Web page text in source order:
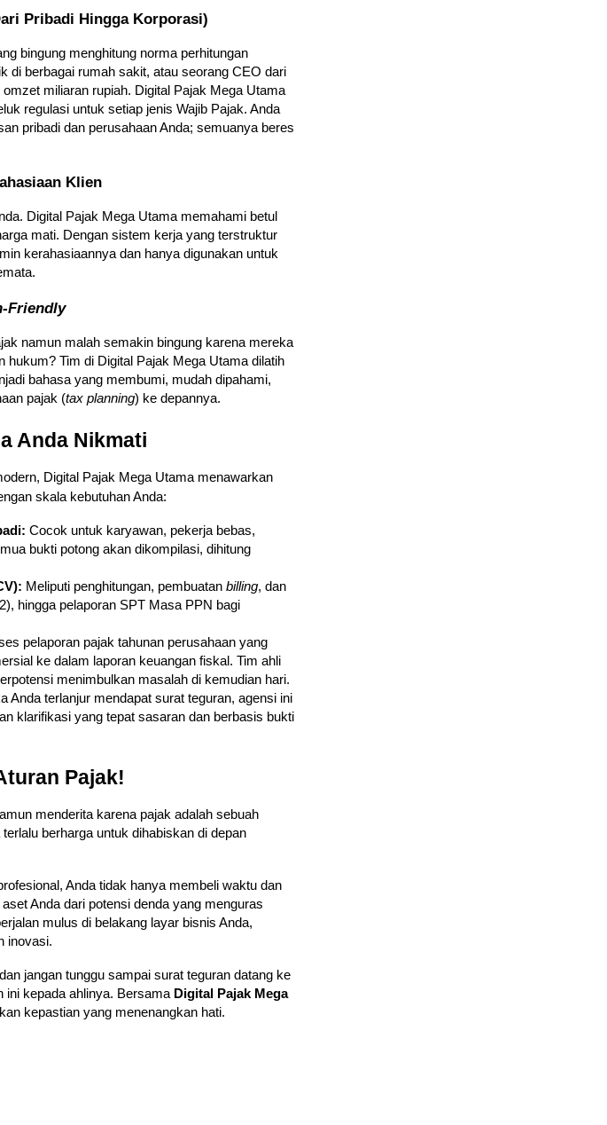
Pribadi Hingga Korporasi)
bingung menghitung norma perhitungan
di berbagai rumah sakit, atau seorang CEO dari
miliaran rupiah. Digital Pajak Mega Utama
regulasi untuk setiap jenis Wajib Pajak. Anda
pribadi dan perusahaan Anda; semuanya beres
Klien
Digital Pajak Mega Utama memahami betul
mati. Dengan sistem kerja yang terstruktur
kerahasiaannya dan hanya digunakan untuk
Friendly
namun malah semakin bingung karena mereka
hukum? Tim di Digital Pajak Mega Utama dilatih
bahasa yang membumi, mudah dipahami,
pajak (tax planning) ke depannya.
Anda Nikmati
Digital Pajak Mega Utama menawarkan
skala kebutuhan Anda:
Cocok untuk karyawan, pekerja bebas,
bukti potong akan dikompilasi, dihitung
Meliputi penghitungan, pembuatan billing, dan
hingga pelaporan SPT Masa PPN bagi
pelaporan pajak tahunan perusahaan yang
ke dalam laporan keuangan fiskal. Tim ahli
menimbulkan masalah di kemudian hari.
Anda terlanjur mendapat surat teguran, agensi ini
klarifikasi yang tepat sasaran dan berbasis bukti
Pajak!
menderita karena pajak adalah sebuah
berharga untuk dihabiskan di depan
Anda tidak hanya membeli waktu dan
Anda dari potensi denda yang menguras
mulus di belakang layar bisnis Anda,
inovasi.
jangan tunggu sampai surat teguran datang ke
ini kepada ahlinya. Bersama Digital Pajak Mega
kepastian yang menenangkan hati.